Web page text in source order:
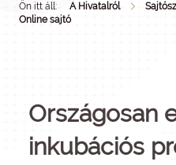
Ön itt áll: A Hivatalról
Online sajtó
Országosan
inkubációs